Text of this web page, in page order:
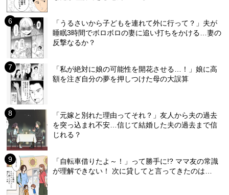
「うるさいから子どもを連れて外に行って？」夫が
睡眠3時間でボロボロの妻に追い打ちをかける…妻の
反撃なるか？
「私が絶対に娘の可能性を開花させる…！」娘に高
額を注ぎ自分の夢を押しつけた母の大誤算
「元嫁と別れた理由ってそれ？」友人から夫の過去
を突っ込まれ不安…信じて結婚した夫の過去まで信
じれる？
「自転車借りたよ～！」って勝手に!? ママ友の常識
が理解できない！ 次に貸してと言ってきたのは…